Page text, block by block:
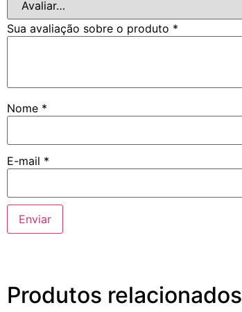
Sua avaliação sobre o produto *
Nome *
E-mail *
Produtos relacionados